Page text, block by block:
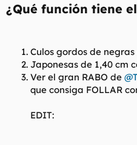
:
¿Qué función tiene
Culos gordos de
Japonesas de 1,40 cm
Ver el gran RABO de
que consiga FOLLAR
EDIT: